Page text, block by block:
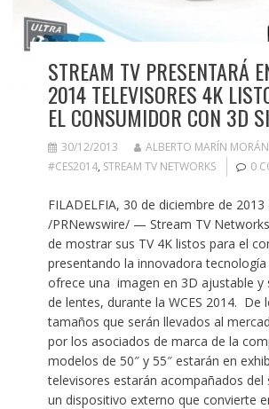
STREAM TV PRESENTARÁ
2014 TELEVISORES 4K
EL CONSUMIDOR CON 3D
30/12/2013
ALBERTO MARÍN MORÁN
#CES2014, STREAM TV NETWORKS 0
FILADELFIA, 30 de diciembre de 2013
/PRNewswire/ — Stream TV
de mostrar sus TV 4K listos para el
presentando la innovadora
ofrece una imagen en 3D ajustable y
de lentes, durante la WCES 2014. De
tamaños que serán llevados al
por los asociados de marca de la
modelos de 50″ y 55″ estarán en
televisores estarán acompañados del
un dispositivo externo que convierte